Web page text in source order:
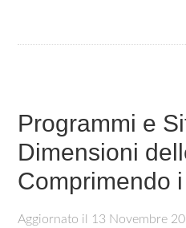
Programmi e
Dimensioni
Comprimendo
Aggiornato il 13 Novembre